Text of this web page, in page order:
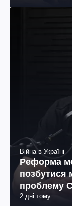
Війна в Україні
Реформа
позбутися
проблему
2 дні тому